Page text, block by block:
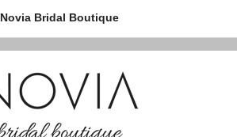
Novia Bridal Boutique